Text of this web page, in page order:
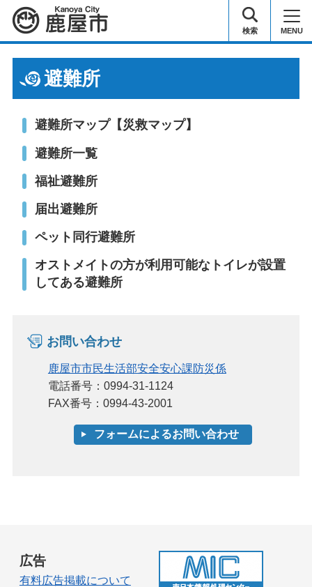
鹿屋市 検索 MENU
避難所
避難所マップ【災救マップ】
避難所一覧
福祉避難所
届出避難所
ペット同行避難所
オストメイトの方が利用可能なトイレが設置
してある避難所
お問い合わせ
鹿屋市市民生活部安全安心課防災係
電話番号：0994-31-1124
FAX番号：0994-43-2001
広告
有料広告掲載について